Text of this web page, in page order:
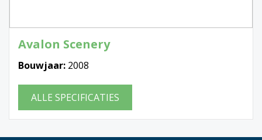
Avalon Scenery
Bouwjaar: 2008
ALLE SPECIFICATIES